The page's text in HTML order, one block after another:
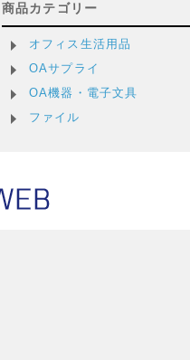
商品カテゴリー
オフィス生活用品
OAサプライ
OA機器・電子文具
ファイル